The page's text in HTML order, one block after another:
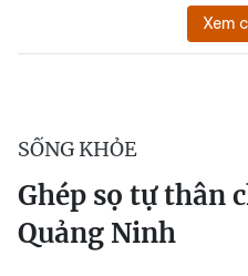
Xem
SỐNG KHỎE
Ghép sọ tự thân
Quảng Ninh